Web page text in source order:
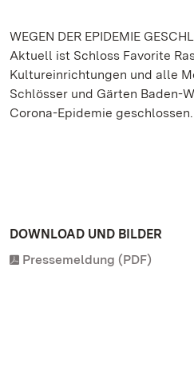
WEGEN DER EPIDEMIE
Aktuell ist Schloss Favorite
Kultureinrichtungen und alle
Schlösser und Gärten Baden-
Corona-Epidemie geschlossen.
DOWNLOAD UND BILDER
Pressemeldung (PDF)